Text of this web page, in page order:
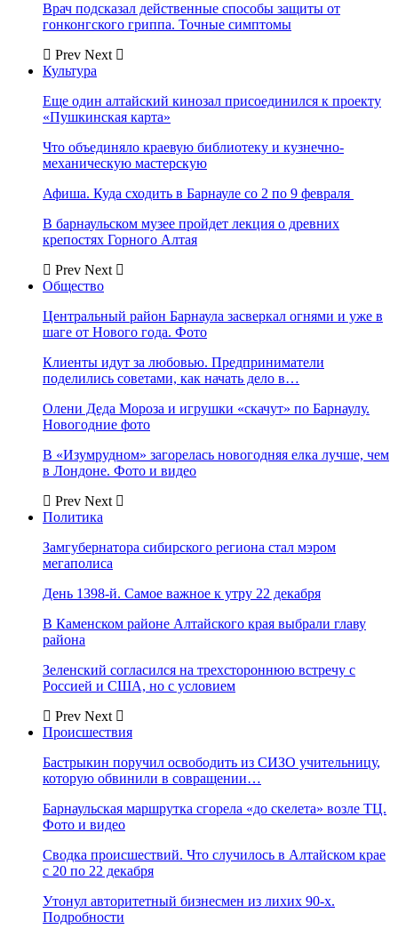
Врач подсказал действенные способы защиты от
гонконгского гриппа. Точные симптомы
Prev Next
Культура
Еще один алтайский кинозал присоединился к проекту
«Пушкинская карта»
Что объединяло краевую библиотеку и кузнечно-
механическую мастерскую
Афиша. Куда сходить в Барнауле со 2 по 9 февраля
В барнаульском музее пройдет лекция о древних
крепостях Горного Алтая
Prev Next
Общество
Центральный район Барнаула засверкал огнями и уже в
шаге от Нового года. Фото
Клиенты идут за любовью. Предприниматели
поделились советами, как начать дело в…
Олени Деда Мороза и игрушки «скачут» по Барнаулу.
Новогодние фото
В «Изумрудном» загорелась новогодняя елка лучше, чем
в Лондоне. Фото и видео
Prev Next
Политика
Замгубернатора сибирского региона стал мэром
мегаполиса
День 1398-й. Самое важное к утру 22 декабря
В Каменском районе Алтайского края выбрали главу
района
Зеленский согласился на трехстороннюю встречу с
Россией и США, но с условием
Prev Next
Происшествия
Бастрыкин поручил освободить из СИЗО учительницу,
которую обвинили в совращении…
Барнаульская маршрутка сгорела «до скелета» возле ТЦ.
Фото и видео
Сводка происшествий. Что случилось в Алтайском крае
с 20 по 22 декабря
Утонул авторитетный бизнесмен из лихих 90-х.
Подробности